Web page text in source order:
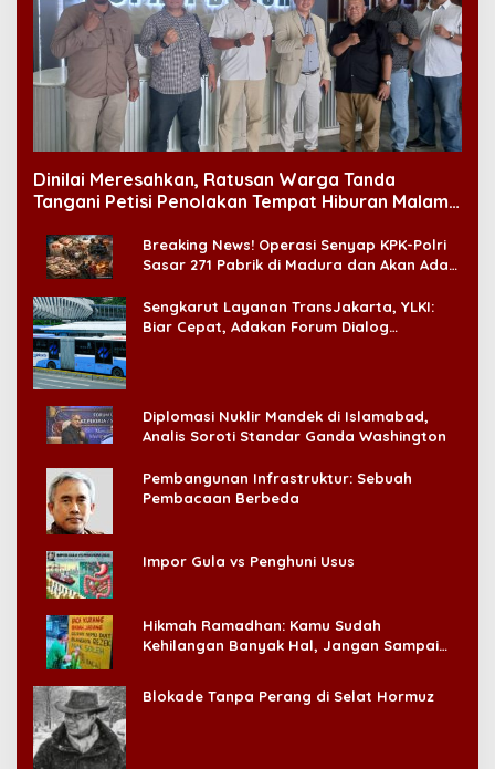
Dinilai Meresahkan, Ratusan Warga Tanda
Tangani Petisi Penolakan Tempat Hiburan Malam
Breaking News! Operasi Senyap KPK-Polri
Sasar 271 Pabrik di Madura dan Akan Ada
Sengkarut Layanan TransJakarta, YLKI:
Biar Cepat, Adakan Forum Dialog
Diplomasi Nuklir Mandek di Islamabad,
Analis Soroti Standar Ganda Washington
Pembangunan Infrastruktur: Sebuah
Pembacaan Berbeda
Impor Gula vs Penghuni Usus
Hikmah Ramadhan: Kamu Sudah
Kehilangan Banyak Hal, Jangan Sampai
Blokade Tanpa Perang di Selat Hormuz